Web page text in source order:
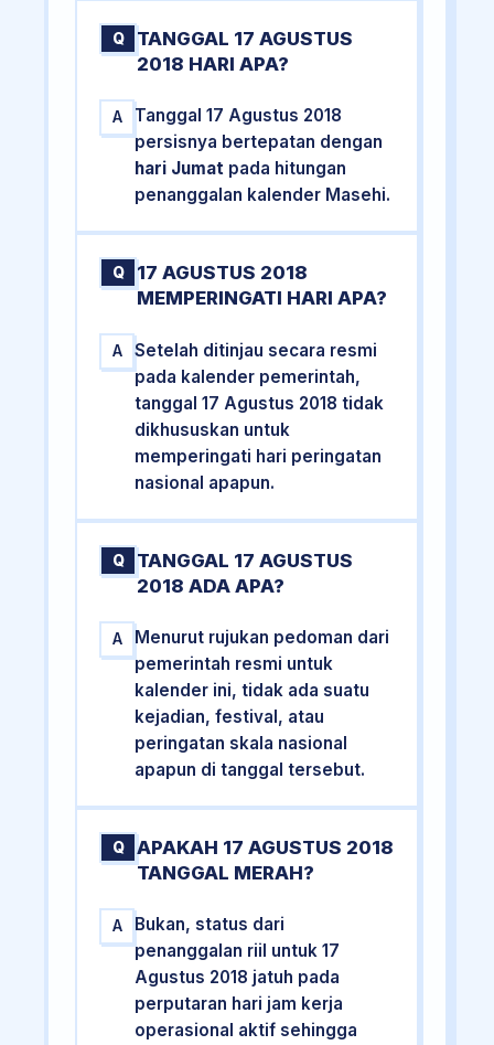
Q
TANGGAL 17 AGUSTUS
2018 HARI APA?
A
Tanggal 17 Agustus 2018
persisnya bertepatan dengan
hari Jumat pada hitungan
penanggalan kalender Masehi.
Q
17 AGUSTUS 2018
MEMPERINGATI HARI APA?
A
Setelah ditinjau secara resmi
pada kalender pemerintah,
tanggal 17 Agustus 2018 tidak
dikhususkan untuk
memperingati hari peringatan
nasional apapun.
Q
TANGGAL 17 AGUSTUS
2018 ADA APA?
A
Menurut rujukan pedoman dari
pemerintah resmi untuk
kalender ini, tidak ada suatu
kejadian, festival, atau
peringatan skala nasional
apapun di tanggal tersebut.
Q
APAKAH 17 AGUSTUS 2018
TANGGAL MERAH?
A
Bukan, status dari
penanggalan riil untuk 17
Agustus 2018 jatuh pada
perputaran hari jam kerja
operasional aktif sehingga